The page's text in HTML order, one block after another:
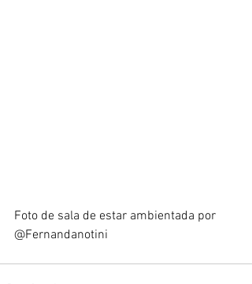
Foto de sala de estar ambientada por
@Fernandanotini